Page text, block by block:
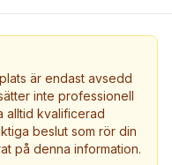
är endast avsedd
inte professionell
alltid kvalificerad
beslut som rör din
på denna information.